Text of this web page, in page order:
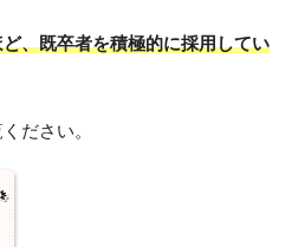
、既卒者を積極的に採用してい
ださい。